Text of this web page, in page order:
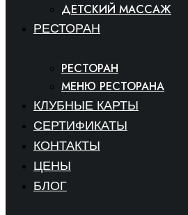
ДЕТСКИЙ МАССАЖ
РЕСТОРАН
РЕСТОРАН
МЕНЮ РЕСТОРАНА
КЛУБНЫЕ КАРТЫ
СЕРТИФИКАТЫ
КОНТАКТЫ
ЦЕНЫ
БЛОГ